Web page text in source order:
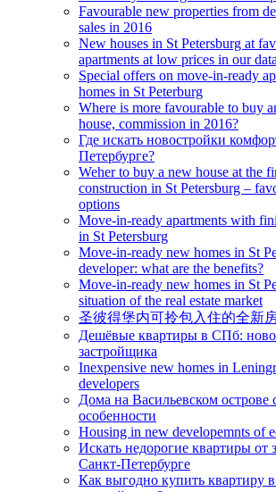
Favourable new properties from
sales in 2016
New houses in St Petersburg at
apartments at low prices in our
Special offers on move-in-ready
homes in St Peterburg
Where is more favourable to buy
house, commission in 2016?
Где искать новостройки
Петербурге?
Weher to buy a new house at the
construction in St Petersburg –
options
Move-in-ready apartments with
in St Petersburg
Move-in-ready new homes in St
developer: what are the benefits?
Move-in-ready new homes in St
situation of the real estate market
圣彼得堡内可拎包入住的全新
Дешёвые квартиры в СПб:
застройщика
Inexpensive new homes in
developers
Дома на Васильевском острове
особенности
Housing in new developemnts of
Искать недорогие квартиры от
Санкт-Петербурге
Как выгодно купить квартиру